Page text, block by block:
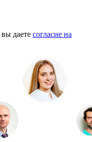
даете согласие на